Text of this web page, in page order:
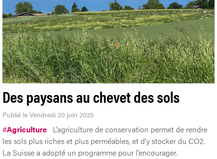
Des paysans au chevet des sols
Publié le Vendredi 20 juin 2025
#Agriculture L’agriculture de conservation permet de rendre
les sols plus riches et plus perméables, et d’y stocker du CO2.
La Suisse a adopté un programme pour l’encourager.